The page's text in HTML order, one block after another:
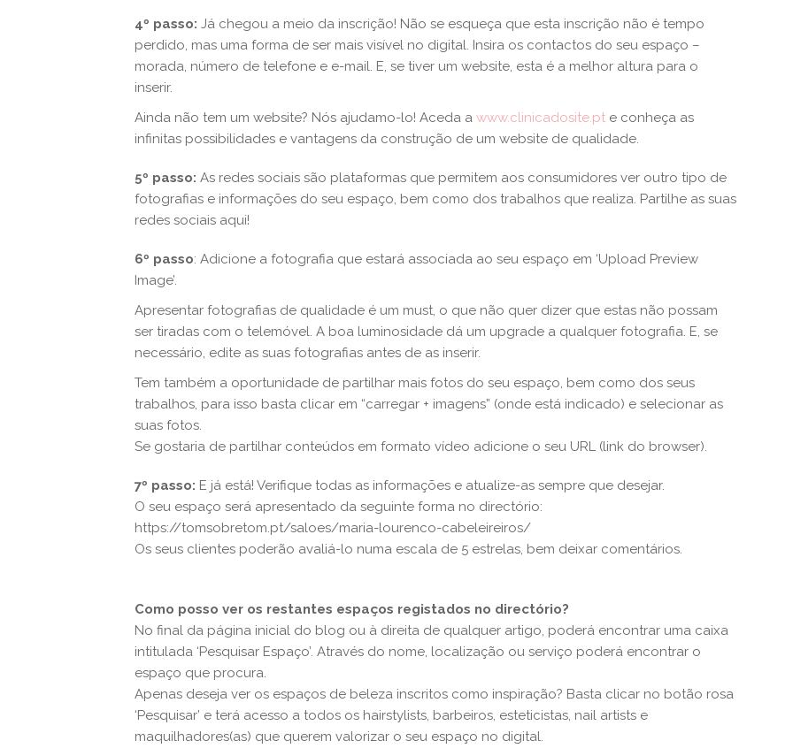
4º passo: Já chegou a meio da inscrição! Não se esqueça que esta inscrição não é tempo
perdido, mas uma forma de ser mais visível no digital. Insira os contactos do seu espaço –
morada, número de telefone e e-mail. E, se tiver um website, esta é a melhor altura para o
inserir.
Ainda não tem um website? Nós ajudamo-lo! Aceda a www.clinicadosite.pt e conheça as
infinitas possibilidades e vantagens da construção de um website de qualidade.
5º passo: As redes sociais são plataformas que permitem aos consumidores ver outro tipo de
fotografias e informações do seu espaço, bem como dos trabalhos que realiza. Partilhe as suas
redes sociais aqui!
6º passo: Adicione a fotografia que estará associada ao seu espaço em ‘Upload Preview
Image’.
Apresentar fotografias de qualidade é um must, o que não quer dizer que estas não possam
ser tiradas com o telemóvel. A boa luminosidade dá um upgrade a qualquer fotografia. E, se
necessário, edite as suas fotografias antes de as inserir.
Tem também a oportunidade de partilhar mais fotos do seu espaço, bem como dos seus
trabalhos, para isso basta clicar em “carregar + imagens” (onde está indicado) e selecionar as
suas fotos.
Se gostaria de partilhar conteúdos em formato vídeo adicione o seu URL (link do browser).
7º passo: E já está! Verifique todas as informações e atualize-as sempre que desejar.
O seu espaço será apresentado da seguinte forma no directório:
https://tomsobretom.pt/saloes/maria-lourenco-cabeleireiros/
Os seus clientes poderão avaliá-lo numa escala de 5 estrelas, bem deixar comentários.
Como posso ver os restantes espaços registados no directório?
No final da página inicial do blog ou à direita de qualquer artigo, poderá encontrar uma caixa
intitulada ‘Pesquisar Espaço’. Através do nome, localização ou serviço poderá encontrar o
espaço que procura.
Apenas deseja ver os espaços de beleza inscritos como inspiração? Basta clicar no botão rosa
‘Pesquisar’ e terá acesso a todos os hairstylists, barbeiros, esteticistas, nail artists e
maquilhadores(as) que querem valorizar o seu espaço no digital.